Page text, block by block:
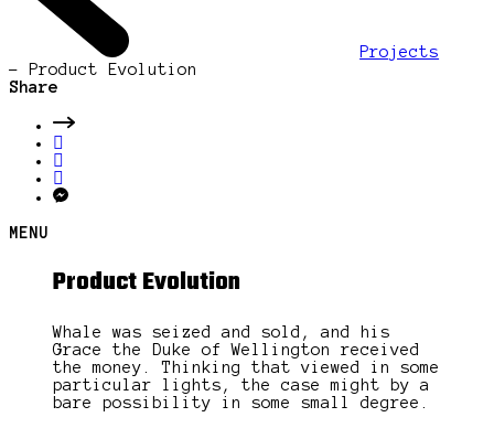
Projects
- Product Evolution
Share
MENU
Product Evolution
Whale was seized and sold, and his
Grace the Duke of Wellington received
the money. Thinking that viewed in some
particular lights, the case might by a
bare possibility in some small degree.